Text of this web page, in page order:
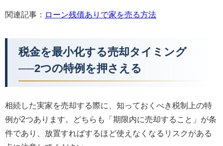
関連記事： ローン残債ありで家を売る方法
税金を最小化する売却タイミング
──2つの特例を押さえる
相続した実家を売却する際に、知っておくべき税制上の特
例が2つあります。どちらも「期限内に売却すること」が条
件であり、放置すればするほど使えなくなるリスクがある